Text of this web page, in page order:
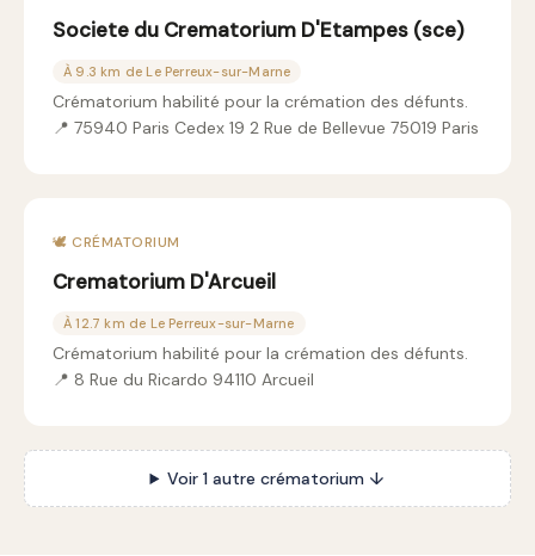
Societe du Crematorium D'Etampes (sce)
À 9.3 km de Le Perreux-sur-Marne
Crématorium habilité pour la crémation des défunts.
📍 75940 Paris Cedex 19 2 Rue de Bellevue 75019 Paris
🕊️ CRÉMATORIUM
Crematorium D'Arcueil
À 12.7 km de Le Perreux-sur-Marne
Crématorium habilité pour la crémation des défunts.
📍 8 Rue du Ricardo 94110 Arcueil
Voir 1 autre crématorium ↓